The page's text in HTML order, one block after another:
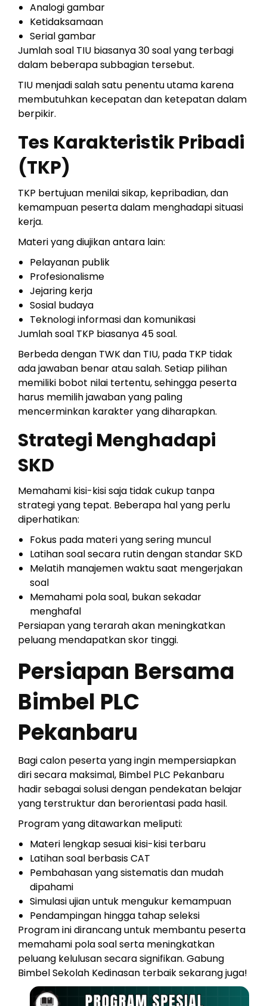
Analogi gambar
Ketidaksamaan
Serial gambar
Jumlah soal TIU biasanya 30 soal yang terbagi
dalam beberapa subbagian tersebut.
TIU menjadi salah satu penentu utama karena
membutuhkan kecepatan dan ketepatan dalam
berpikir.
Tes Karakteristik Pribadi
(TKP)
TKP bertujuan menilai sikap, kepribadian, dan
kemampuan peserta dalam menghadapi situasi
kerja.
Materi yang diujikan antara lain:
Pelayanan publik
Profesionalisme
Jejaring kerja
Sosial budaya
Teknologi informasi dan komunikasi
Jumlah soal TKP biasanya 45 soal.
Berbeda dengan TWK dan TIU, pada TKP tidak
ada jawaban benar atau salah. Setiap pilihan
memiliki bobot nilai tertentu, sehingga peserta
harus memilih jawaban yang paling
mencerminkan karakter yang diharapkan.
Strategi Menghadapi
SKD
Memahami kisi-kisi saja tidak cukup tanpa
strategi yang tepat. Beberapa hal yang perlu
diperhatikan:
Fokus pada materi yang sering muncul
Latihan soal secara rutin dengan standar SKD
Melatih manajemen waktu saat mengerjakan
soal
Memahami pola soal, bukan sekadar
menghafal
Persiapan yang terarah akan meningkatkan
peluang mendapatkan skor tinggi.
Persiapan Bersama
Bimbel PLC
Pekanbaru
Bagi calon peserta yang ingin mempersiapkan
diri secara maksimal, Bimbel PLC Pekanbaru
hadir sebagai solusi dengan pendekatan belajar
yang terstruktur dan berorientasi pada hasil.
Program yang ditawarkan meliputi:
Materi lengkap sesuai kisi-kisi terbaru
Latihan soal berbasis CAT
Pembahasan yang sistematis dan mudah
dipahami
Simulasi ujian untuk mengukur kemampuan
Pendampingan hingga tahap seleksi
Program ini dirancang untuk membantu peserta
memahami pola soal serta meningkatkan
peluang kelulusan secara signifikan. Gabung
Bimbel Sekolah Kedinasan terbaik sekarang juga!